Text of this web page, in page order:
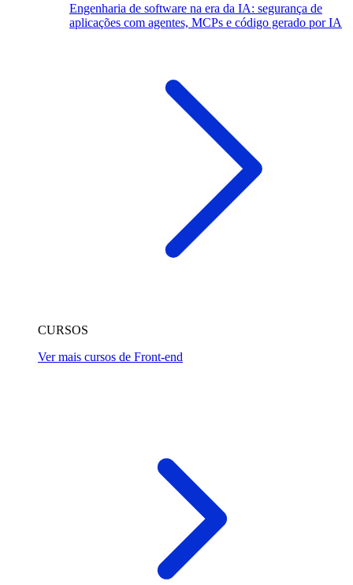
Engenharia de software na era da IA: segurança de
aplicações com agentes, MCPs e código gerado por IA
CURSOS
Ver mais cursos de Front-end